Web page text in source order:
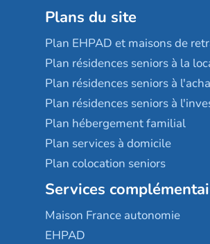
Plans du site
Plan EHPAD et maisons de
Plan résidences seniors à la
Plan résidences seniors à
Plan résidences seniors à
Plan hébergement familial
Plan services à domicile
Plan colocation seniors
Services
Maison France autonomie
EHPAD